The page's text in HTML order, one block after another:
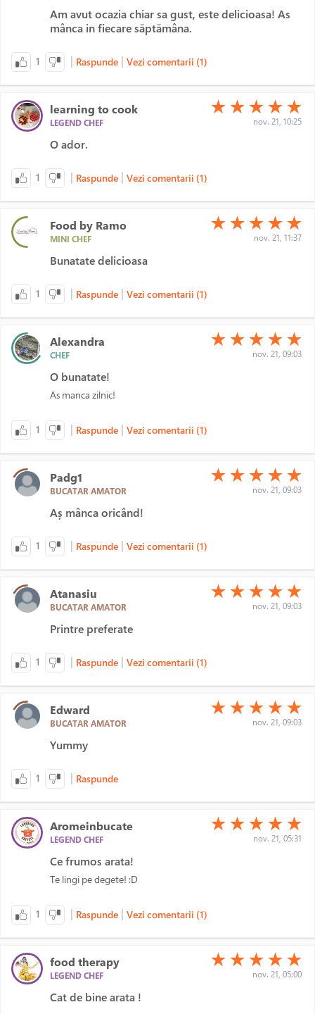
Am avut ocazia chiar sa gust, este delicioasa! As
mânca in fiecare săptămâna.
1 | Raspunde | Vezi comentarii (1)
learning to cook
LEGEND CHEF
(*)
★ (*)
★ (*)
★ (*)
★ (*)
★
nov. 21, 10:25
O ador.
1 | Raspunde | Vezi comentarii (1)
Food by Ramo
MINI CHEF
(*)
★ (*)
★ (*)
★ (*)
★ (*)
★
nov. 21, 11:37
Bunatate delicioasa
1 | Raspunde | Vezi comentarii (1)
Alexandra
CHEF
(*)
★ (*)
★ (*)
★ (*)
★ (*)
★
nov. 21, 09:03
O bunatate!
As manca zilnic!
1 | Raspunde | Vezi comentarii (1)
Padg1
BUCATAR AMATOR
(*)
★ (*)
★ (*)
★ (*)
★ (*)
★
nov. 21, 09:03
Aș mânca oricând!
1 | Raspunde | Vezi comentarii (1)
Atanasiu
BUCATAR AMATOR
(*)
★ (*)
★ (*)
★ (*)
★ (*)
★
nov. 21, 09:03
Printre preferate
1 | Raspunde | Vezi comentarii (1)
Edward
BUCATAR AMATOR
(*)
★ (*)
★ (*)
★ (*)
★ (*)
★
nov. 21, 09:03
Yummy
1 | Raspunde
Aromeinbucate
LEGEND CHEF
(*)
★ (*)
★ (*)
★ (*)
★ (*)
★
nov. 21, 05:31
Ce frumos arata!
Te lingi pe degete! :D
1 | Raspunde | Vezi comentarii (1)
food therapy
LEGEND CHEF
(*)
★ (*)
★ (*)
★ (*)
★ (*)
★
nov. 21, 05:00
Cat de bine arata !